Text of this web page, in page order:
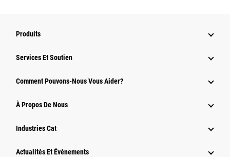
Produits
Services Et Soutien
Comment Pouvons-Nous Vous Aider?
À Propos De Nous
Industries Cat
Actualités Et Événements